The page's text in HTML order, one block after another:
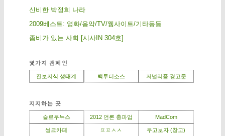
신비한 박정희 나라
2009베스트: 영화/음악/TV/웹사이트/기타등등
좀비가 있는 사회 [시사IN 304호]
몇가지 캠페인
진보지식 생태계 백투더소스 저널리즘 경고문
지지하는 곳
슬로우뉴스 2012 언론 총파업 MadCom
씽크카페 ㅍㅍㅅㅅ 두고보자 (창고)